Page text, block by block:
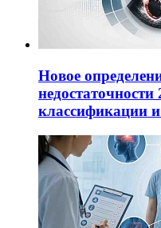
Новое
классификации